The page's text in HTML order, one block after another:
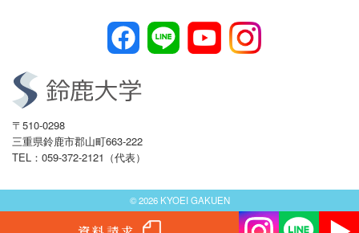
〒510-0298
三重県鈴鹿市郡山町663-222
TEL：059-372-2121（代表）
© 2026 KYOEI GAKUEN